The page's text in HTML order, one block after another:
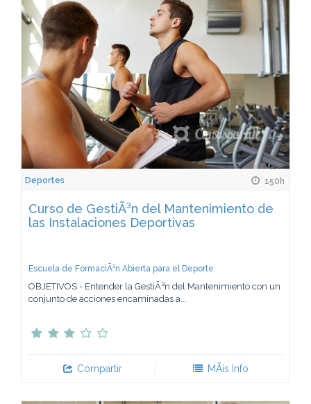
Deportes 150h
Curso de GestiÃ³n del Mantenimiento de
las Instalaciones Deportivas
Escuela de FormaciÃ³n Abierta para el Deporte
OBJETIVOS - Entender la GestiÃ³n del Mantenimiento con un
conjunto de acciones encaminadas a...
Compartir MÃ¡s Info